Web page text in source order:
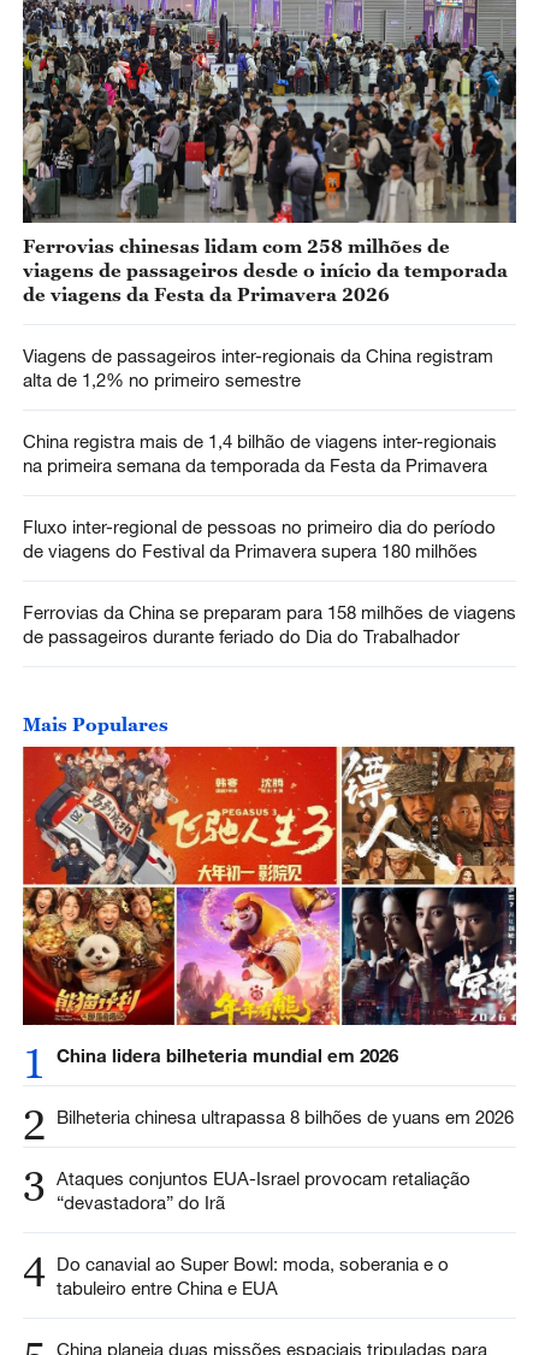
Ferrovias chinesas lidam com 258 milhões de
viagens de passageiros desde o início da temporada
de viagens da Festa da Primavera 2026
Viagens de passageiros inter-regionais da China registram
alta de 1,2% no primeiro semestre
China registra mais de 1,4 bilhão de viagens inter-regionais
na primeira semana da temporada da Festa da Primavera
Fluxo inter-regional de pessoas no primeiro dia do período
de viagens do Festival da Primavera supera 180 milhões
Ferrovias da China se preparam para 158 milhões de viagens
de passageiros durante feriado do Dia do Trabalhador
Mais Populares
1 China lidera bilheteria mundial em 2026
2 Bilheteria chinesa ultrapassa 8 bilhões de yuans em 2026
3 Ataques conjuntos EUA-Israel provocam retaliação
“devastadora” do Irã
4 Do canavial ao Super Bowl: moda, soberania e o
tabuleiro entre China e EUA
China planeja duas missões espaciais tripuladas para